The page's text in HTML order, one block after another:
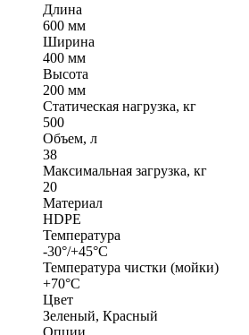
Длина
600 мм
Ширина
400 мм
Высота
200 мм
Статическая нагрузка, кг
500
Объем, л
38
Максимальная загрузка, кг
20
Материал
HDPE
Температура
-30°/+45°С
Температура чистки (мойки)
+70°С
Цвет
Зеленый, Красный
Опции